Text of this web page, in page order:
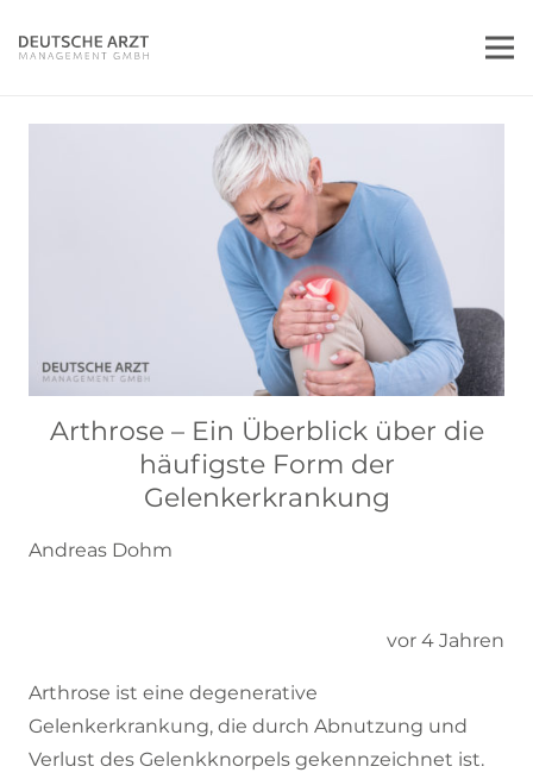
Arthrose – Ein Überblick über die
häufigste Form der
Gelenkerkrankung
Andreas Dohm
vor 4 Jahren
Arthrose ist eine degenerative
Gelenkerkrankung, die durch Abnutzung und
Verlust des Gelenkknorpels gekennzeichnet ist.